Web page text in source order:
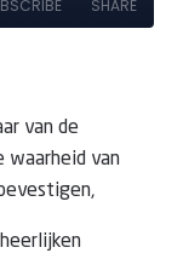
van de
waarheid van